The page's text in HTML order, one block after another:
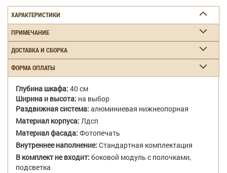
ХАРАКТЕРИСТИКИ
ПРИМЕЧАНИЕ
ДОСТАВКА И СБОРКА
ФОРМА ОПЛАТЫ
Глубина шкафа: 40 см
Ширина и высота: на выбор
Раздвижная система: алюминиевая нижнеопорная
Материал корпуса: Лдсп
Материал фасада: Фотопечать
Внутреннее наполнение: Стандартная комплектация
В комплект не входит: боковой модуль с полочками,
подсветка